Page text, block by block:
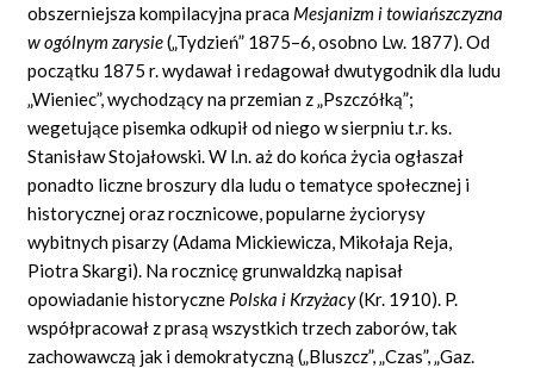
obszerniejsza kompilacyjna praca Mesjanizm i towiańszczyzna
w ogólnym zarysie(„Tydzień” 1875–6, osobno Lw. 1877). Od
początku 1875 r. wydawał i redagował dwutygodnik dla ludu
„Wieniec”, wychodzący na przemian z „Pszczółką”;
wegetujące pisemka odkupił od niego w sierpniu t.r. ks.
Stanisław Stojałowski. W l.n. aż do końca życia ogłaszał
ponadto liczne broszury dla ludu o tematyce społecznej i
historycznej oraz rocznicowe, popularne życiorysy
wybitnych pisarzy (Adama Mickiewicza, Mikołaja Reja,
Piotra Skargi). Na rocznicę grunwaldzką napisał
opowiadanie historyczne Polska i Krzyżacy(Kr. 1910). P.
współpracował z prasą wszystkich trzech zaborów, tak
zachowawczą jak i demokratyczną („Bluszcz”, „Czas”, „Gaz.